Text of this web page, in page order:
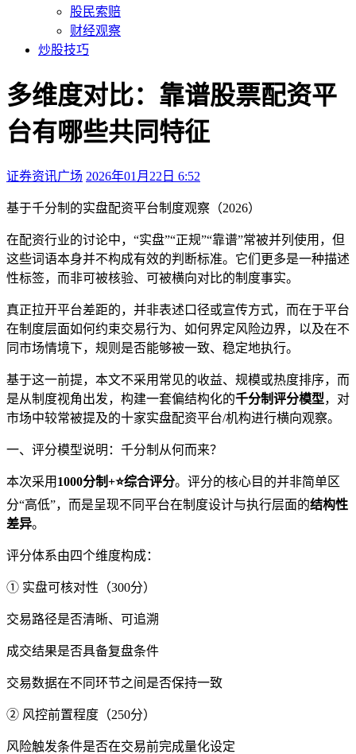
股民索赔
财经观察
炒股技巧
多维度对比：靠谱股票配资平
台有哪些共同特征
证券资讯广场 2026年01月22日 6:52
基于千分制的实盘配资平台制度观察（2026）
在配资行业的讨论中，“实盘”“正规”“靠谱”常被并列使用，但
这些词语本身并不构成有效的判断标准。它们更多是一种描述
性标签，而非可被核验、可被横向对比的制度事实。
真正拉开平台差距的，并非表述口径或宣传方式，而在于平台
在制度层面如何约束交易行为、如何界定风险边界，以及在不
同市场情境下，规则是否能够被一致、稳定地执行。
基于这一前提，本文不采用常见的收益、规模或热度排序，而
是从制度视角出发，构建一套偏结构化的千分制评分模型，对
市场中较常被提及的十家实盘配资平台/机构进行横向观察。
一、评分模型说明：千分制从何而来？
本次采用 1000分制+⭐综合评分。评分的核心目的并非简单区
分“高低”，而是呈现不同平台在制度设计与执行层面的结构性
差异。
评分体系由四个维度构成：
① 实盘可核对性（300分）
交易路径是否清晰、可追溯
成交结果是否具备复盘条件
交易数据在不同环节之间是否保持一致
② 风控前置程度（250分）
风险触发条件是否在交易前完成量化设定